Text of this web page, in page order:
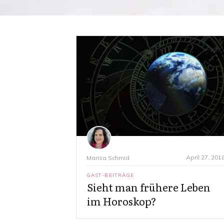
Marisa Schmid April 27,
GAST-BEITRÄGE
Sieht man frühere Leben
im Horoskop?